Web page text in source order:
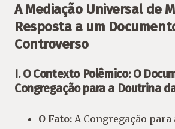
A Mediação Universal de
Resposta a um
Controverso
I. O Contexto Polêmico: O
Congregação para a Doutrina
O Fato: A Congregação para